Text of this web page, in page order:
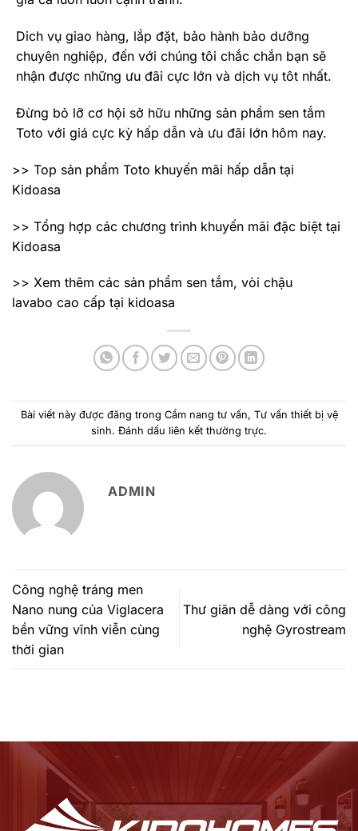
Dich vụ giao hàng, lắp đặt, bảo hành bảo dưỡng
chuyên nghiệp, đến với chúng tôi chắc chắn bạn sẽ
nhận được những ưu đãi cực lớn và dịch vụ tôt nhất.
Đừng bỏ lỡ cơ hội sở hữu những sản phẩm sen tắm
Toto với giá cực kỳ hấp dẫn và ưu đãi lớn hôm nay.
>> Top sản phẩm Toto khuyến mãi hấp dẫn tại
Kidoasa
>> Tổng hợp các chương trình khuyến mãi đặc biệt tại
Kidoasa
>> Xem thêm các sản phẩm sen tắm, vòi chậu
lavabo cao cấp tại kidoasa
Bài viết này được đăng trong Cẩm nang tư vấn, Tư vấn thiết bị vệ
sinh. Đánh dấu liên kết thường trực.
ADMIN
Công nghệ tráng men
Nano nung của Viglacera
bền vững vĩnh viễn cùng
thời gian
Thư giãn dễ dàng với công
nghệ Gyrostream